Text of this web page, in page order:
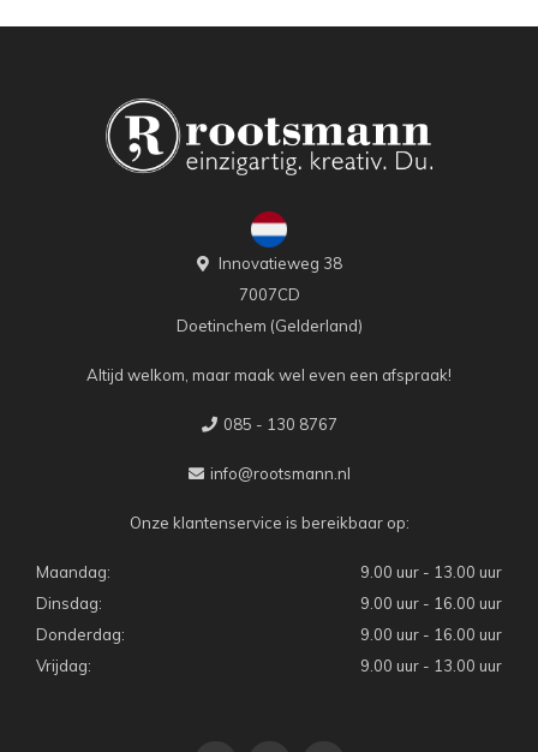
Innovatieweg 38
7007CD
Doetinchem (Gelderland)
Altijd welkom, maar maak wel even een afspraak!
085 - 130 8767
info@rootsmann.nl
Onze klantenservice is bereikbaar op:
Maandag:
9.00 uur - 13.00 uur
Dinsdag:
9.00 uur - 16.00 uur
Donderdag:
9.00 uur - 16.00 uur
Vrijdag:
9.00 uur - 13.00 uur